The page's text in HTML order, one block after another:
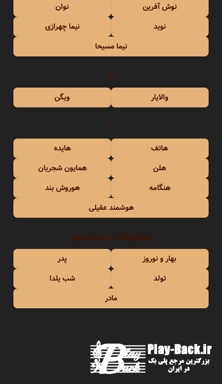
نوش آفرین
نوان
نوید
نیما چهرازی
نیما مسیحا
و
والایار ویگن
ه
هاتف
هایده
هلن
همایون شجریان
هنگامه
هوروش بند
هوشمند عقیلی
موضوعات و مناسبتها
بهار و نوروز
پدر
تولد
شب یلدا
مادر